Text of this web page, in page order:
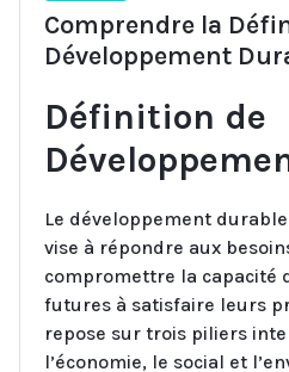
Comprendre la
Développement
Définition de
Le développement
vise à répondre aux
compromettre la capacité
futures à satisfaire leurs
repose sur trois piliers
l’économie, le social et